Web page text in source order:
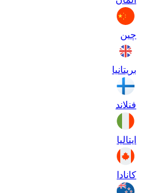
چین
بریتانیا
فنلاند
ایتالیا
کانادا